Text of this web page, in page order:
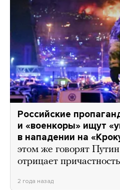
Российские
и «военкоры» ищут
в нападении на
этом же говорят
отрицает
2 года назад